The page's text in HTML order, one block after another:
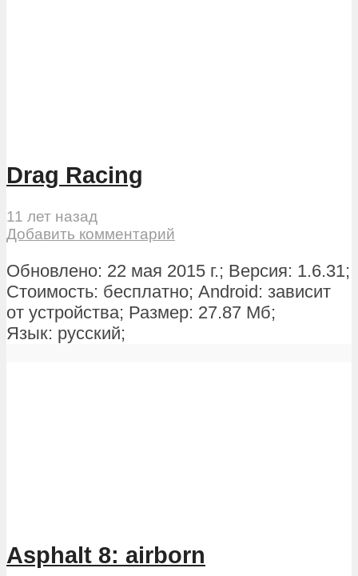
Drag Racing
11 лет назад
Добавить комментарий
Обновлено: 22 мая 2015 г.; Версия: 1.6.31;
Стоимость: бесплатно; Android: зависит
от устройства; Размер: 27.87 Мб;
Язык: русский;
Asphalt 8: airborn